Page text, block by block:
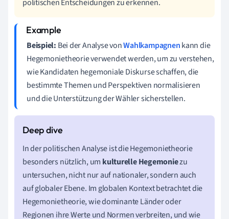
politischen Entscheidungen zu erkennen.
Beispiel: Bei der Analyse vonWahlkampagnenkann die
Hegemonietheorie verwendet werden, um zu verstehen,
wie Kandidaten hegemoniale Diskurse schaffen, die
bestimmte Themen und Perspektiven normalisieren
und die Unterstützung der Wähler sicherstellen.
In der politischen Analyse ist die Hegemonietheorie
besonders nützlich, um kulturelle Hegemoniezu
untersuchen, nicht nur auf nationaler, sondern auch
auf globaler Ebene. Im globalen Kontext betrachtet die
Hegemonietheorie, wie dominante Länder oder
Regionen ihre Werte und Normen verbreiten, und wie